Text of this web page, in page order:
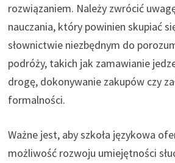
rozwiązaniem. Należy zwrócić
nauczania, który powinien skupiać
słownictwie niezbędnym do
podróży, takich jak zamawianie
drogę, dokonywanie zakupów czy
formalności.
Ważne jest, aby szkoła językowa
możliwość rozwoju umiejętności